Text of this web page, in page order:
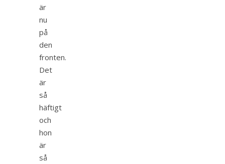
är
nu
på
den
fronten.
Det
är
så
häftigt
och
hon
är
så